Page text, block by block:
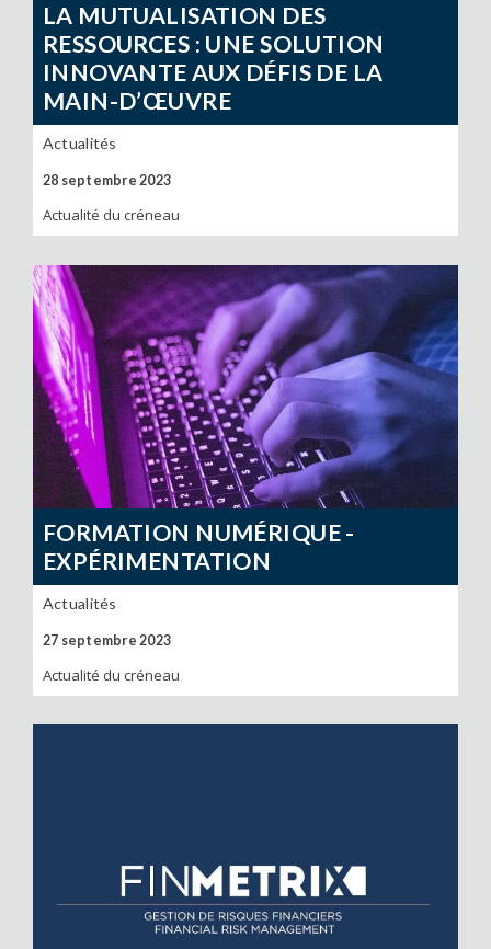
LA MUTUALISATION DES
RESSOURCES : UNE SOLUTION
INNOVANTE AUX DÉFIS DE LA
MAIN-D’ŒUVRE
Actualités
28 septembre 2023
Actualité du créneau
FORMATION NUMÉRIQUE -
EXPÉRIMENTATION
Actualités
27 septembre 2023
Actualité du créneau